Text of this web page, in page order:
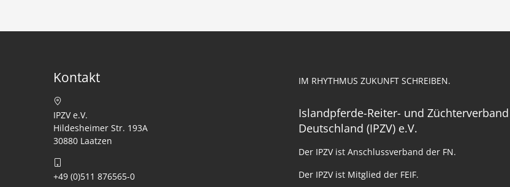
Kontakt
IPZV e.V.
Hildesheimer Str. 193A
30880 Laatzen
+49 (0)511 876565-0
IM RHYTHMUS ZUKUNFT SCHREIBEN.
Islandpferde-Reiter- und Züchterverband
Deutschland (IPZV) e.V.
Der IPZV ist Anschlussverband der FN.
Der IPZV ist Mitglied der FEIF.